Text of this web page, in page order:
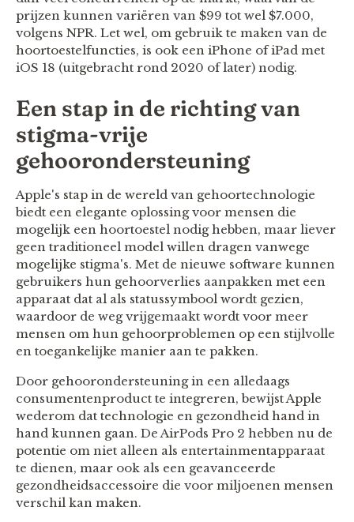
prijzen kunnen variëren van $99 tot wel $7.000,
volgens NPR. Let wel, om gebruik te maken van de
hoortoestelfuncties, is ook een iPhone of iPad met
iOS 18 (uitgebracht rond 2020 of later) nodig.
Een stap in de richting van
stigma-vrije
gehoorondersteuning
Apple's stap in de wereld van gehoortechnologie
biedt een elegante oplossing voor mensen die
mogelijk een hoortoestel nodig hebben, maar liever
geen traditioneel model willen dragen vanwege
mogelijke stigma's. Met de nieuwe software kunnen
gebruikers hun gehoorverlies aanpakken met een
apparaat dat al als statussymbool wordt gezien,
waardoor de weg vrijgemaakt wordt voor meer
mensen om hun gehoorproblemen op een stijlvolle
en toegankelijke manier aan te pakken.
Door gehoorondersteuning in een alledaags
consumentenproduct te integreren, bewijst Apple
wederom dat technologie en gezondheid hand in
hand kunnen gaan. De AirPods Pro 2 hebben nu de
potentie om niet alleen als entertainmentapparaat
te dienen, maar ook als een geavanceerde
gezondheidsaccessoire die voor miljoenen mensen
verschil kan maken.